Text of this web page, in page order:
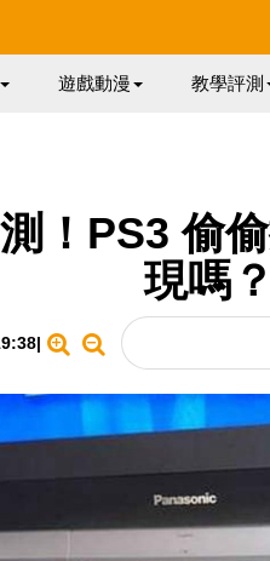
遊戲動漫 教學評測
！PS3 偷
現嗎？
|